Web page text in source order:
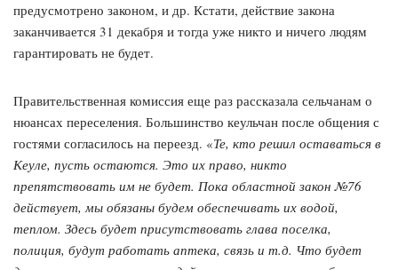
предусмотрено законом, и др. Кстати, действие закона
заканчивается 31 декабря и тогда уже никто и ничего людям
гарантировать не будет.
Правительственная комиссия еще раз рассказала сельчанам о
нюансах переселения. Большинство кеульчан после общения с
гостями согласилось на переезд. «Те, кто решил оставаться в
Кеуле, пусть остаются. Это их право, никто
препятствовать им не будет. Пока областной закон №76
действует, мы обязаны будем обеспечивать их водой,
теплом. Здесь будет присутствовать глава поселка,
полиция, будут работать аптека, связь и т.д. Что будет